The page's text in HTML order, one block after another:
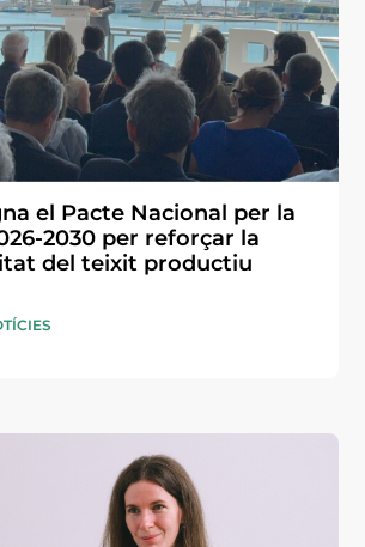
el Pacte Nacional per la
2030 per reforçar la
del teixit productiu